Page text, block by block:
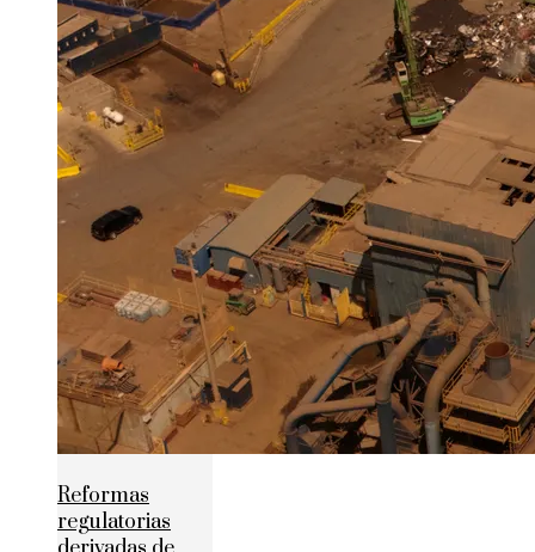
Reformas
regulatorias